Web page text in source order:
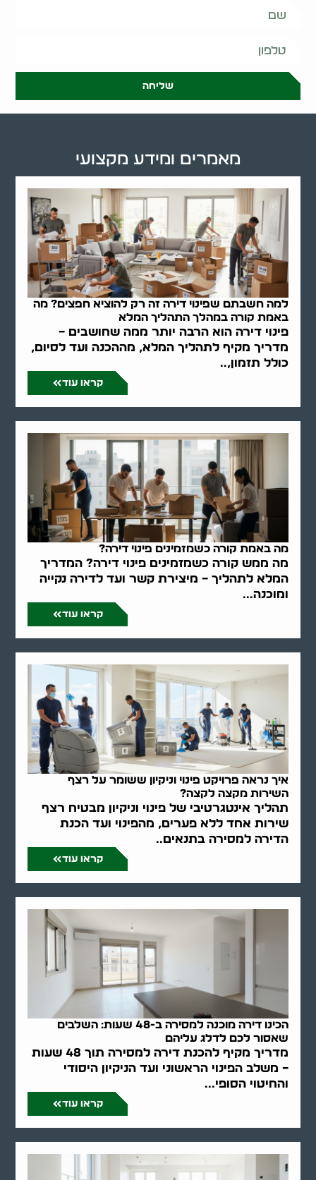
שליחה
למה חשבתם שפינוי דירה זה רק להוציא חפצים? מה
באמת קורה במהלך התהליך המלא
פינוי דירה הוא הרבה יותר ממה שחושבים –
מדריך מקיף לתהליך המלא, מההכנה ועד לסיום,
כולל תזמון,..
קראו עוד
מה באמת קורה כשמזמינים פינוי דירה?
מה ממש קורה כשמזמינים פינוי דירה? המדריך
המלא לתהליך – מיצירת קשר ועד לדירה נקייה
ומוכנה...
קראו עוד
איך נראה פרויקט פינוי וניקיון ששומר על רצף
השירות מקצה לקצה?
תהליך אינטגרטיבי של פינוי וניקיון מבטיח רצף
שירות אחד ללא פערים, מהפינוי ועד הכנת
הדירה למסירה בתנאים..
קראו עוד
הכינו דירה מוכנה למסירה ב-48 שעות: השלבים
שאסור לכם לדלג עליהם
מדריך מקיף להכנת דירה למסירה תוך 48 שעות
– משלב הפינוי הראשוני ועד הניקיון היסודי
והחיטוי הסופי...
קראו עוד
מאמרים ומידע מקצועי